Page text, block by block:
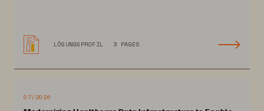
LÖSUNGSPROFIL 3 PAGES
07/2026